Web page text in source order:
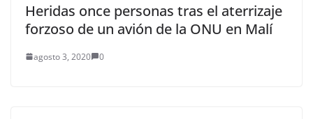
Heridas once personas tras el aterrizaje
forzoso de un avión de la ONU en Malí
agosto 3, 2020 0